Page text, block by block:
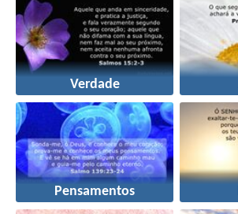
Verdade
Pensamentos